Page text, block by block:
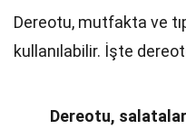
Dereotu, mutfakta ve
kullanılabilir. İşte
Dereotu,